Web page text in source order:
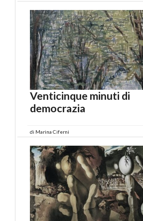
Venticinque minuti di
democrazia
di Marina Ciferni